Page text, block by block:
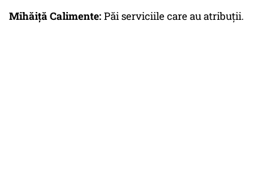
Mihăiță Calimente:Păi serviciile care au atribuții.